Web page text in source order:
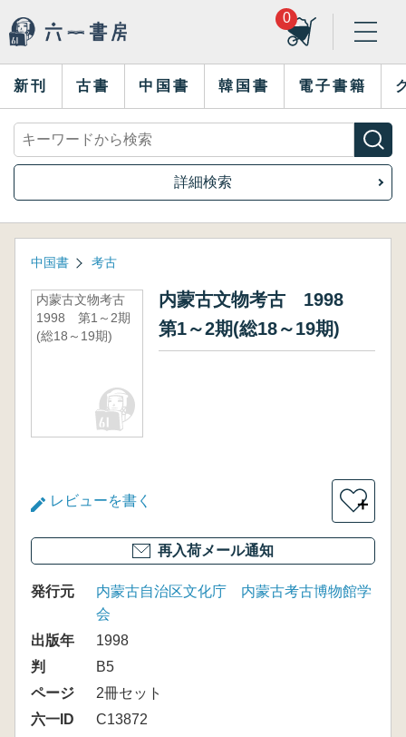
0
新刊 古書 中国書 韓国書 電子書籍
詳細検索
中国書 考古
内蒙古文物考古
1998 第1～2期
(総18～19期)
内蒙古文物考古 1998
第1～2期(総18～19期)
レビューを書く ＋
再入荷メール通知
発行元
内蒙古自治区文化庁 内蒙古考古博物館学
会
出版年
1998
判
B5
ページ
2冊セット
六一ID
C13872